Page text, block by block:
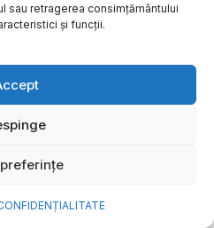
sau retragerea consimțământului
și funcții.
ale verii într-
pe care o